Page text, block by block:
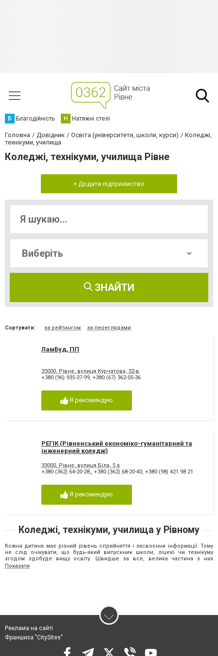
Б Благодійність Н Натяжні стелі
Головна Довідник Освіта (університети, школи, курси)
Коледжі,
технікуми, училища
Коледжі, технікуми, училища Рівне
+ Додати підприємство
ЗНАЙТИ
Сортувати: за рейтингом за переглядами
ЛамБуд, ПП
33000, Рівне, вулиця Курчатова, 32-в
+380 (96) 935-37-99, +380 (67) 362-05-36
Я рекомендую
РЕГІК (Рівненський економіко-гуманітарний та
інженерний коледж)
33000, Рівне, вулиця Біла, 5 а
+380 (362) 64-20-28,, +380 (362) 68-20-40, +380 (98) 421 98 21
Я рекомендую
Коледжі, технікуми, училища у Рівному
Кожна дитина має різний рівень сприйняття і засвоєння інформації. Тому
не слід очікувати, що будь-який випускник школи, ліцею чи технікуму
згодом здобуде вищу освіту. Швидше за все, велика частина з них
побудує майбутнє життя, спираючись на знання, отримані в
релігієзнавства і філософії;
соціології, менеджменту і економіки;
філології, лінгвістики, педагогіки;
географії, антропології, археології;
мистецтвознавства, архітектури.
Показати
Реклама на сайті
Франшиза "CitySites"